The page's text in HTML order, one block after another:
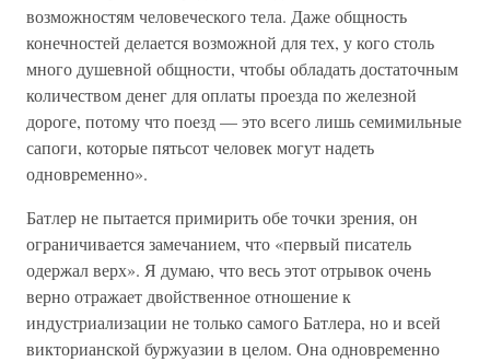
возможностям человеческого тела. Даже общность
конечностей делается возможной для тех, у кого столь
много душевной общности, чтобы обладать достаточным
количеством денег для оплаты проезда по железной
дороге, потому что поезд — это всего лишь семимильные
сапоги, которые пятьсот человек могут надеть
одновременно».
Батлер не пытается примирить обе точки зрения, он
ограничивается замечанием, что «первый писатель
одержал верх». Я думаю, что весь этот отрывок очень
верно отражает двойственное отношение к
индустриализации не только самого Батлера, но и всей
викторианской буржуазии в целом. Она одновременно